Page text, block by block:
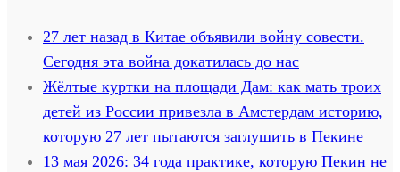
27 лет назад в Китае объявили войну совести.
Сегодня эта война докатилась до нас
Жёлтые куртки на площади Дам: как мать троих
детей из России привезла в Амстердам историю,
которую 27 лет пытаются заглушить в Пекине
13 мая 2026: 34 года практике, которую Пекин не